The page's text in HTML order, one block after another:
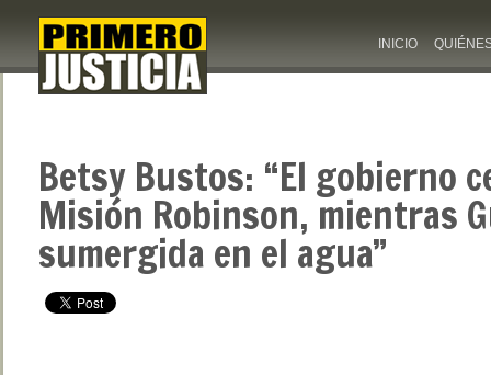
INICIO
Betsy Bustos: “El gobierno
Misión Robinson, mientras
sumergida en el agua”